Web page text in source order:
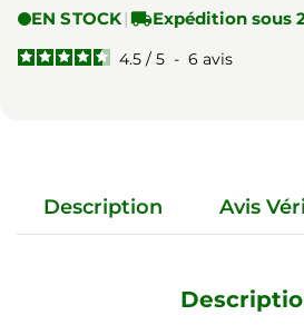
EN STOCK |Expédition sous
4.5 / 5 - 6 avis
Description Avis